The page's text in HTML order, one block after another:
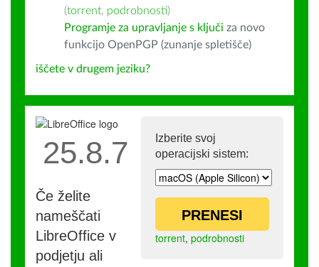
(torrent, podrobnosti)
Programje za upravljanje s ključi za novo
funkcijo OpenPGP (zunanje spletišče)
iščete v drugem jeziku?
Izberite svoj
operacijski sistem:
PRENESI
torrent, podrobnosti
25.8.7
Če želite
nameščati
LibreOffice v
podjetju ali